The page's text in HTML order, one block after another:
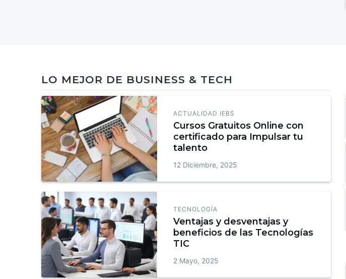
LO MEJOR DE BUSINESS & TECH
ACTUALIDAD IEBS
Cursos Gratuitos Online con
certificado para Impulsar tu
talento
12 Diciembre, 2025
TECNOLOGÍA
Ventajas y desventajas y
beneficios de las Tecnologías
TIC
2 Mayo, 2025